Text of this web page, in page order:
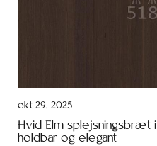
okt 29, 2025
Hvid Elm splejsningsbræt
holdbar og elegant